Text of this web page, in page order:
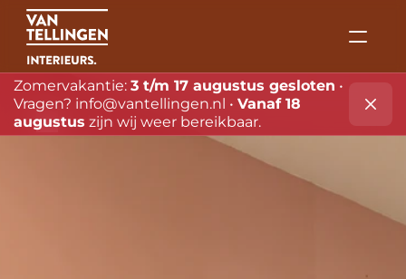
Zomervakantie: 3 t/m 17 augustus gesloten •
Vragen? info@vantellingen.nl • Vanaf 18
augustus zijn wij weer bereikbaar.
Merken